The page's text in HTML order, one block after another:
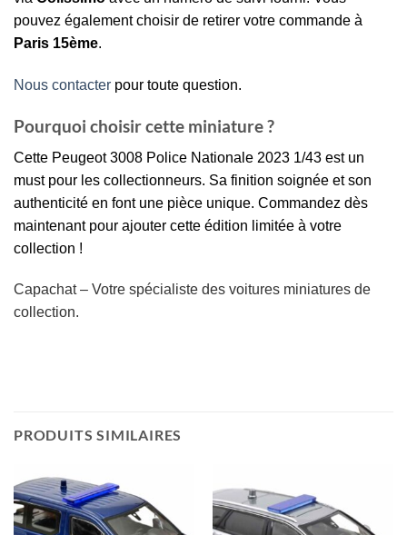
pouvez également choisir de retirer votre commande à
Paris 15ème.
Nous contacter pour toute question.
Pourquoi choisir cette miniature ?
Cette Peugeot 3008 Police Nationale 2023 1/43 est un
must pour les collectionneurs. Sa finition soignée et son
authenticité en font une pièce unique. Commandez dès
maintenant pour ajouter cette édition limitée à votre
collection !
Capachat – Votre spécialiste des voitures miniatures de
collection.
PRODUITS SIMILAIRES